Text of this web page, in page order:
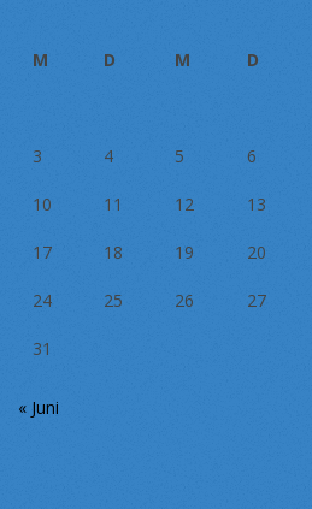
M D M D
3 4 5 6
10 11 12 13
17 18 19 20
24 25 26 27
31
« Juni